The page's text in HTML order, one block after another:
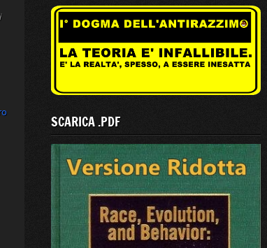
SCARICA .PDF